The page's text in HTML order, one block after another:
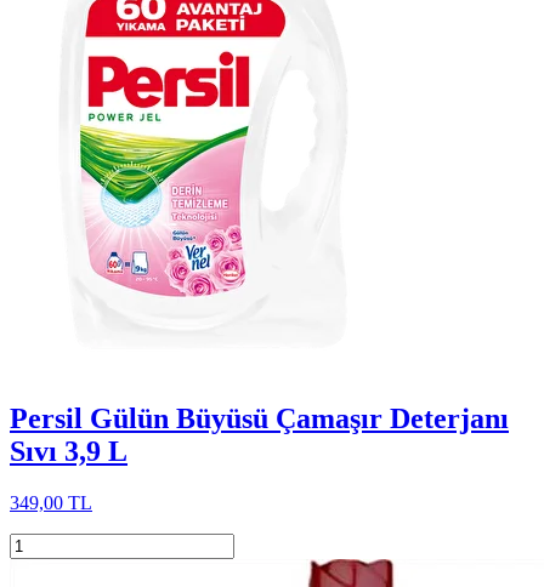
Persil Gülün Büyüsü Çamaşır Deterjanı
Sıvı 3,9 L
349,00 TL